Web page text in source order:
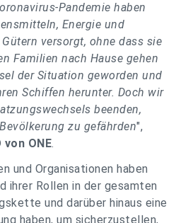
Pandemie haben
Energie und
versorgt, ohne dass sie
Familien nach Hause gehen
der Situation geworden und
Schiffen herunter. Doch wir
beenden,
zu gefährden",
von ONE.
und Organisationen haben
ihrer Rollen in der gesamten
und darüber hinaus eine
haben, um sicherzustellen,